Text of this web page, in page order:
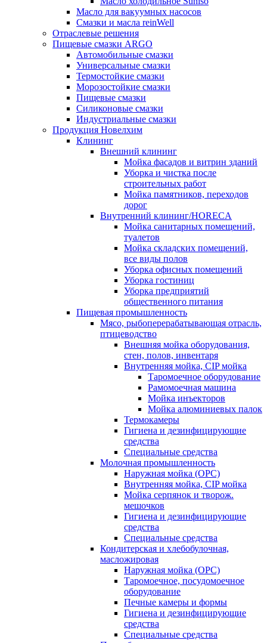
Масло для вакуумных насосов
Смазки и масла reinWell
Отраслевые решения
Пищевые смазки ARGO
Автомобильные смазки
Универсальные смазки
Термостойкие смазки
Морозостойкие смазки
Пищевые смазки
Силиконовые смазки
Индустриальные смазки
Продукция Новелхим
Клининг
Внешний клининг
Мойка фасадов и витрин зданий
Уборка и чистка после
строительных работ
Мойка памятников, переходов
дорог
Внутренний клининг/HORECA
Мойка санитарных помещений,
туалетов
Мойка складских помещений,
все виды полов
Уборка офисных помещений
Уборка гостиниц
Уборка предприятий
общественного питания
Пищевая промышленность
Мясо, рыбоперерабатывающая отрасль,
птицеводство
Внешняя мойка оборудования,
стен, полов, инвентаря
Внутренняя мойка, CIP мойка
Таромоечное оборудование
Рамомоечная машина
Мойка инъекторов
Мойка алюминиевых палок
Термокамеры
Гигиена и дезинфицирующие
средства
Специальные средства
Молочная промышленность
Наружная мойка (ОРС)
Внутренняя мойка, CIP мойка
Мойка серпянок и творож.
мешочков
Гигиена и дезинфицирующие
средства
Специальные средства
Кондитерская и хлебобулочная,
масложировая
Наружная мойка (ОРС)
Таромоечное, посудомоечное
оборудование
Печные камеры и формы
Гигиена и дезинфицирующие
средства
Специальные средства